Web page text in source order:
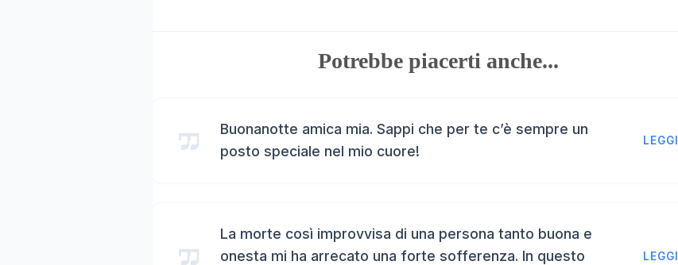
Potrebbe piacerti anche...
Buonanotte amica mia. Sappi che per te c’è sempre un
posto speciale nel mio cuore!
LEGGI
La morte così improvvisa di una persona tanto buona e
onesta mi ha arrecato una forte sofferenza. In questo
LEGGI